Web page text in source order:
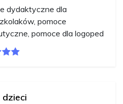
dydaktyczne dla
pomoce
pomoce dla logoped